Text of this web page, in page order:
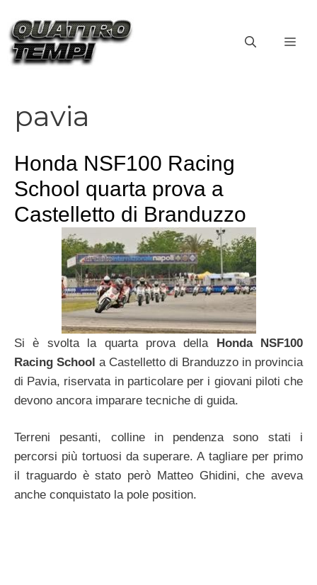
contenuto
pavia
Honda NSF100 Racing
School quarta prova a
Castelletto di Branduzzo
Si è svolta la quarta prova della Honda NSF100
Racing School a Castelletto di Branduzzo in provincia
di Pavia, riservata in particolare per i giovani piloti che
devono ancora imparare tecniche di guida.
Terreni pesanti, colline in pendenza sono stati i
percorsi più tortuosi da superare. A tagliare per primo
il traguardo è stato però Matteo Ghidini, che aveva
anche conquistato la pole position.